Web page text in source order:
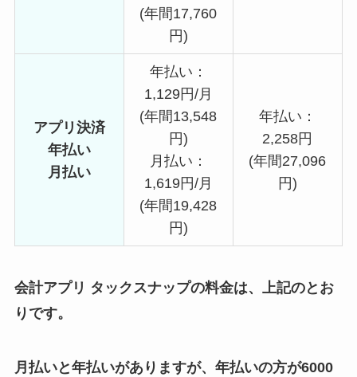
(年間17,760
円)
アプリ決済
年払い
月払い
年払い：
1,129円/月
(年間13,548
円)
月払い：
1,619円/月
(年間19,428
円)
年払い：
2,258円
(年間27,096
円)
会計アプリ タックスナップの料金は、上記のとお
りです。
月払いと年払いがありますが、年払いの方が6000